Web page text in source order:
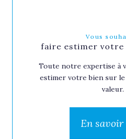
Vous
faire estimer votre
Toute notre expertise à
estimer votre bien sur le
valeur.
En savoir